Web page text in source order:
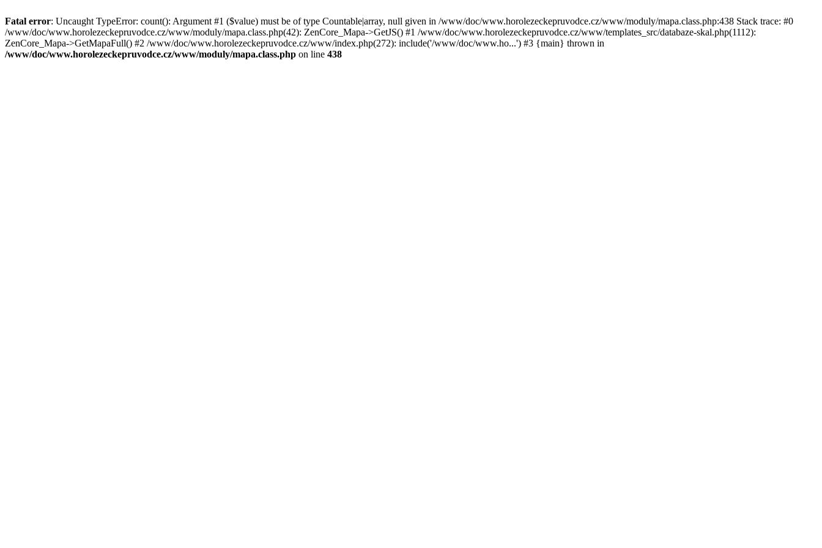
Fatal error: Uncaught TypeError: count(): Argument #1 ($value) must be of type Countable|array, null given in /www/doc/www.horolezeckepruvodce.cz/www/moduly/mapa.class.php:438 Stack trace: #0
/www/doc/www.horolezeckepruvodce.cz/www/moduly/mapa.class.php(42): ZenCore_Mapa->GetJS() #1 /www/doc/www.horolezeckepruvodce.cz/www/templates_src/databaze-skal.php(1112):
ZenCore_Mapa->GetMapaFull() #2 /www/doc/www.horolezeckepruvodce.cz/www/index.php(272): include('/www/doc/www.ho...') #3 {main} thrown in
/www/doc/www.horolezeckepruvodce.cz/www/moduly/mapa.class.php on line 438